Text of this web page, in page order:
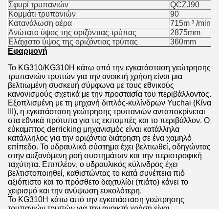
Σφυρί τρυπανιών
QCZJ90
Κομμάτι τρυπανιών
90
Κατανάλωση αέρα
715m ³ /min
Ανώτατο ύψος της οριζόντιας τρύπας
2875mm
Ελάχιστο ύψος της οριζόντιας τρύπας
360mm
Εφαρμογή
Το KG310/KG310H κάτω από την εγκατάσταση γεώτρησης
τρυπανιών τρυπών για την ανοικτή χρήση είναι μια
βελτιωμένη συσκευή σύμφωνα με τους εθνικούς
κανονισμούς σχετικά με την προστασία του περιβάλλοντος.
Εξοπλισμένη με τη μηχανή διπλός-κυλίνδρων Yuchai (Κίνα
ΙΙΙ), η εγκατάσταση γεώτρησης τρυπανιών ανταποκρίνεται
στα εθνικά πρότυπα για τις εκπομπές και το περιβάλλον. Ο
εύκαμπτος derricking μηχανισμός είναι κατάλληλα
κατάλληλος για την οριζόντια διάτρηση σε ένα χαμηλό
επίπεδο. Το υδραυλικό σύστημα έχει βελτιωθεί, οδηγώντας
στην αυξανόμενη ροή συστημάτων και την περιστροφική
ταχύτητα. Επιπλέον, ο υδραυλικός κύλινδρος έχει
βελτιστοποιηθεί, καθιστώντας το κατά συνέπεια πιό
αξιόπιστο και το πρόσθετο δαχτυλίδι (πιάτο) κάνει το
χειρισμό και την ανύψωση ευκολότερη.
Το KG310H κάτω από την εγκατάσταση γεώτρησης